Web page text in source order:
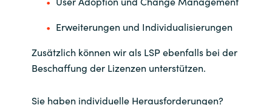
Erweiterungen und Individualisierungen
Zusätzlich können wir als LSP ebenfalls bei der
Beschaffung der Lizenzen unterstützen.
Sie haben individuelle Herausforderungen?